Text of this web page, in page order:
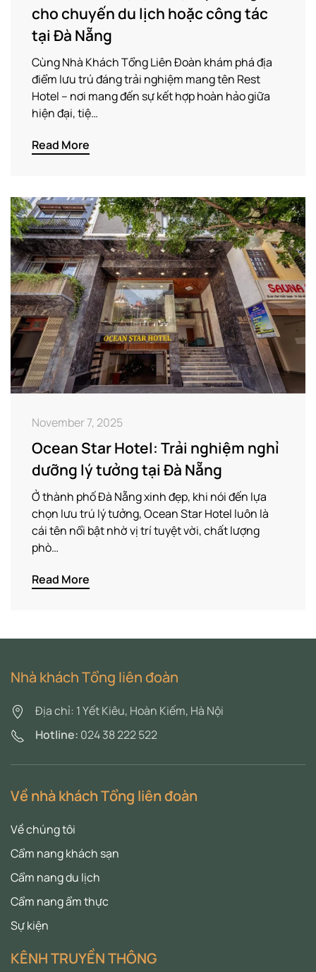
cho chuyến du lịch hoặc công tác
tại Đà Nẵng
Cùng Nhà Khách Tổng Liên Đoàn khám phá địa
điểm lưu trú đáng trải nghiệm mang tên Rest
Hotel – nơi mang đến sự kết hợp hoàn hảo giữa
hiện đại, tiệ…
Read More
November 7, 2025
Ocean Star Hotel: Trải nghiệm nghỉ
dưỡng lý tưởng tại Đà Nẵng
Ở thành phố Đà Nẵng xinh đẹp, khi nói đến lựa
chọn lưu trú lý tưởng, Ocean Star Hotel luôn là
cái tên nổi bật nhờ vị trí tuyệt vời, chất lượng
phò…
Read More
Nhà khách Tổng liên đoàn
Địa chỉ: 1 Yết Kiêu, Hoàn Kiếm, Hà Nội
Hotline: 024 38 222 522
Về nhà khách Tổng liên đoàn
Về chúng tôi
Cẩm nang khách sạn
Cẩm nang du lịch
Cẩm nang ẩm thực
Sự kiện
KÊNH TRUYỀN THÔNG